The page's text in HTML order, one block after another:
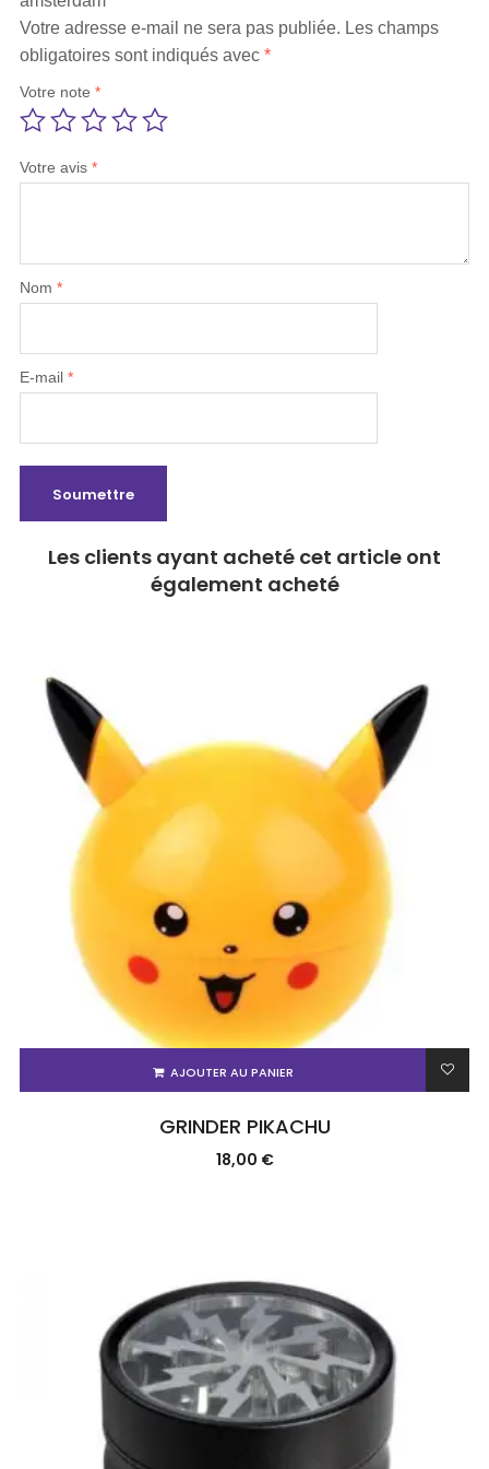
Votre adresse e-mail ne sera pas publiée. Les champs
obligatoires sont indiqués avec *
Votre note *
Votre avis *
Nom *
E-mail *
Les clients ayant acheté cet article ont
également acheté
AJOUTER AU PANIER
GRINDER PIKACHU
18,00 €